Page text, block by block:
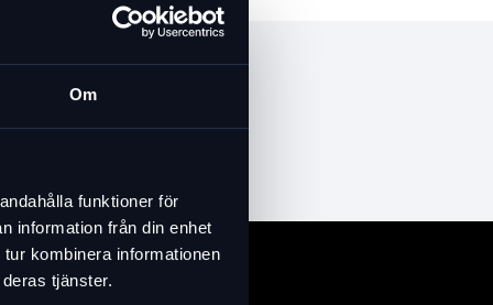
Om
funktioner för
information från din enhet
kombinera informationen
tjänster.